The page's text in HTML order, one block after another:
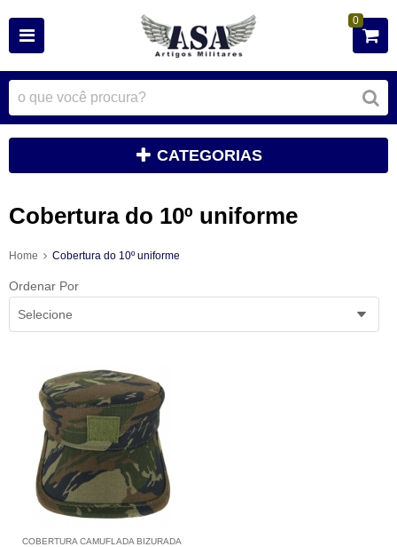
0
CATEGORIAS
Cobertura do 10º uniforme
Home Cobertura do 10º uniforme
Ordenar Por
Selecione
COBERTURA CAMUFLADA BIZURADA